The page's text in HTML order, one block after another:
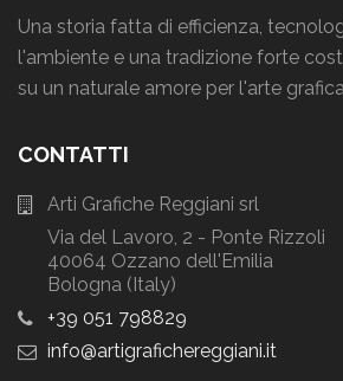
Una storia fatta di efficienza,
l'ambiente e una tradizione forte
su un naturale amore per l'arte
CONTATTI
Arti Grafiche Reggiani srl
Via del Lavoro, 2 - Ponte Rizzoli
40064 Ozzano dell'Emilia
Bologna (Italy)
+39 051 798829
info
artigrafichereggiani it